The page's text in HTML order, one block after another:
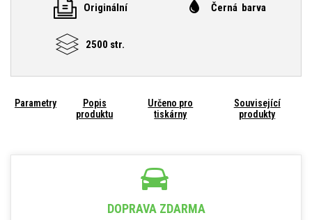
Originální Černá barva
2500 str.
Parametry
Popis
produktu
Určeno pro
tiskárny
Související
produkty
DOPRAVA ZDARMA